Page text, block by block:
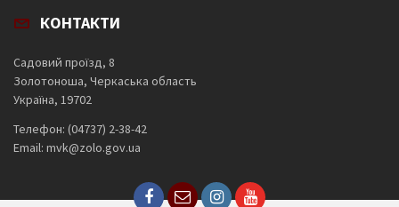
КОНТАКТИ
Садовий проїзд, 8
Золотоноша, Черкаська область
Україна, 19702
Телефон: (04737) 2-38-42
Email: mvk@zolo.gov.ua